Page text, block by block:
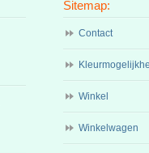
Sitemap:
Contact
Winkel
Winkelwagen